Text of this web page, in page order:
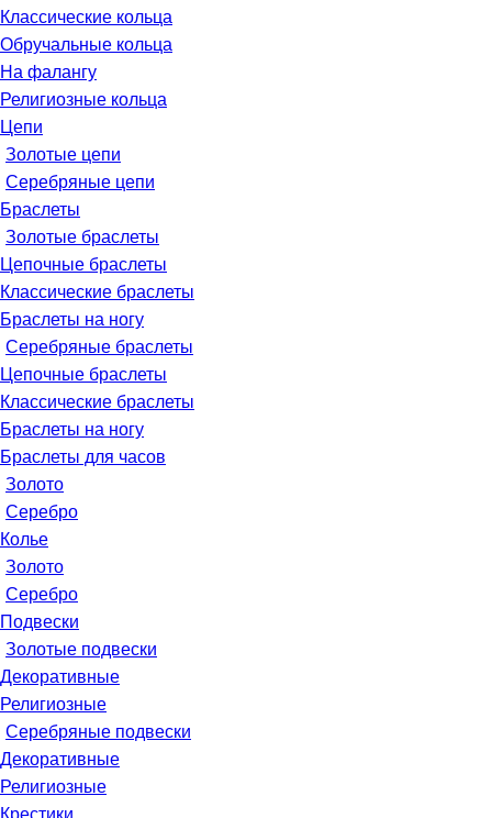
Классические кольца
Обручальные кольца
На фалангу
Религиозные кольца
Цепи
Золотые цепи
Серебряные цепи
Браслеты
Золотые браслеты
Цепочные браслеты
Классические браслеты
Браслеты на ногу
Серебряные браслеты
Цепочные браслеты
Классические браслеты
Браслеты на ногу
Браслеты для часов
Золото
Серебро
Колье
Золото
Серебро
Подвески
Золотые подвески
Декоративные
Религиозные
Серебряные подвески
Декоративные
Религиозные
Крестики